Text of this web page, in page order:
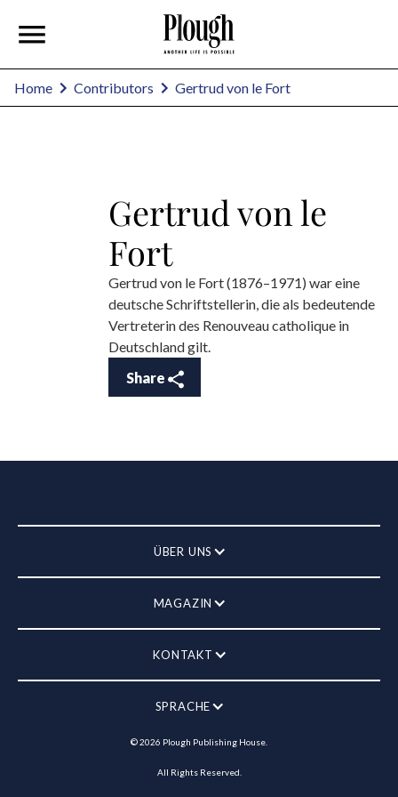
Home Contributors Gertrud von le Fort
Gertrud von le
Fort
Gertrud von le Fort (1876–1971) war eine
deutsche Schriftstellerin, die als bedeutende
Vertreterin des Renouveau catholique in
Deutschland gilt.
Share
ÜBER UNS
MAGAZIN
KONTAKT
SPRACHE
©2026 Plough Publishing House.
All Rights Reserved.